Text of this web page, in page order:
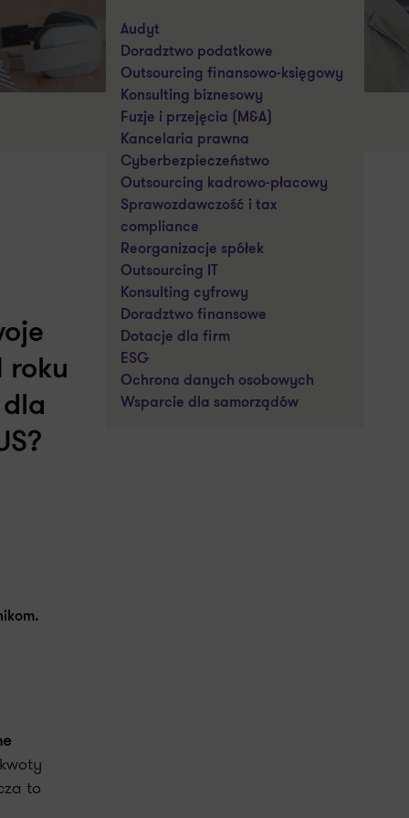
Audyt
Doradztwo podatkowe
Outsourcing finansowo-księgowy
Konsulting biznesowy
Fuzje i przejęcia (M&A)
Kancelaria prawna
Cyberbezpieczeństwo
Outsourcing kadrowo-płacowy
Sprawozdawczość i tax
compliance
Reorganizacje spółek
Outsourcing IT
Konsulting cyfrowy
Doradztwo finansowe
Dotacje dla firm
ESG
Ochrona danych osobowych
Wsparcie dla samorządów
roku
to